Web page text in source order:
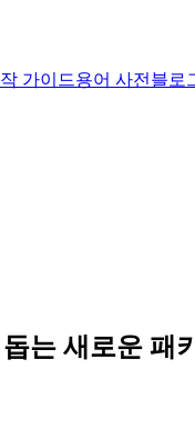
가이드용어 사전 블로
는 새로운 패